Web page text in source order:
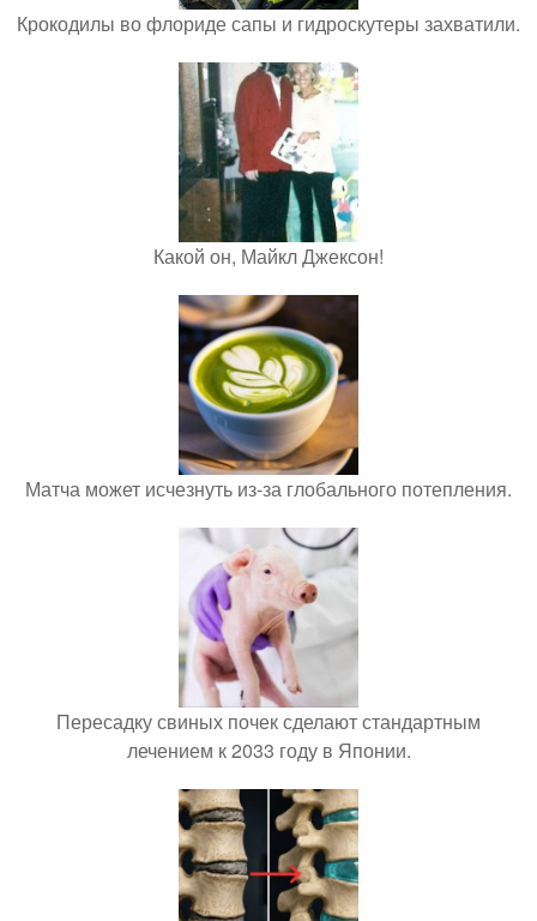
Крокодилы во флориде сапы и гидроскутеры захватили.
Какой он, Майкл Джексон!
Матча может исчезнуть из-за глобального потепления.
Пересадку свиных почек сделают стандартным
лечением к 2033 году в Японии.